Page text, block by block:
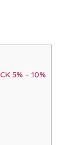
5% – 10%